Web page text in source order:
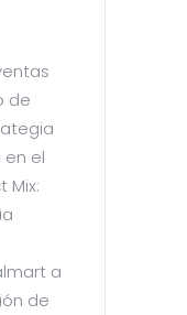
de
el
Mix:
a
de